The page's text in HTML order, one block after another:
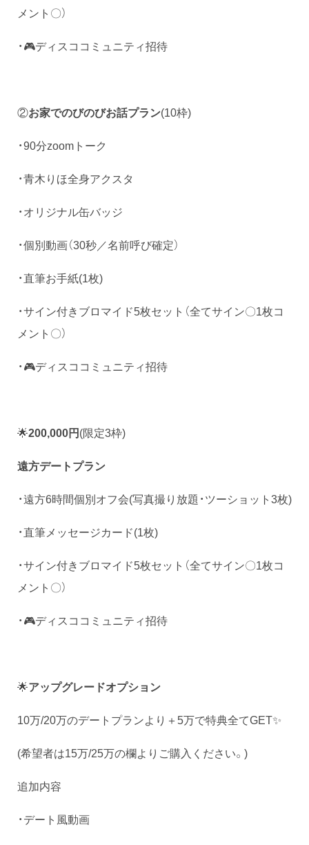
メント〇）
・🎮ディスココミュニティ招待
②お家でのびのびお話プラン(10枠)
・90分zoomトーク
・青木りほ全身アクスタ
・オリジナル缶バッジ
・個別動画（30秒／名前呼び確定）
・直筆お手紙(1枚)
・サイン付きブロマイド5枚セット（全てサイン〇1枚コ
メント〇）
・🎮ディスココミュニティ招待
🌟200,000円(限定3枠)
遠方デートプラン
・遠方6時間個別オフ会(写真撮り放題・ツーショット3枚)
・直筆メッセージカード(1枚)
・サイン付きブロマイド5枚セット（全てサイン〇1枚コ
メント〇）
・🎮ディスココミュニティ招待
🌟アップグレードオプション
10万/20万のデートプランより＋5万で特典全てGET✨️
(希望者は15万/25万の欄よりご購入ください。)
追加内容
・デート風動画